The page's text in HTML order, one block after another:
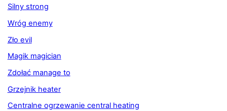
Silny strong
Wróg enemy
Zło evil
Magik magician
Zdołać manage to
Grzejnik heater
Centralne ogrzewanie central heating